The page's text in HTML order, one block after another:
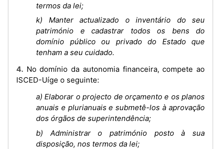
termos da lei;
k) Manter actualizado o inventário do seu
património e cadastrar todos os bens do
domínio público ou privado do Estado que
tenham a seu cuidado.
4. No domínio da autonomia financeira, compete ao
ISCED-Uíge o seguinte:
a) Elaborar o projecto de orçamento e os planos
anuais e plurianuais e submetê-los à aprovação
dos órgãos de superintendência;
b) Administrar o património posto à sua
disposição, nos termos da lei;